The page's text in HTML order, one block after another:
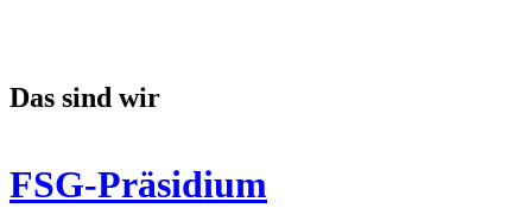
Das sind wir
FSG-Präsidium